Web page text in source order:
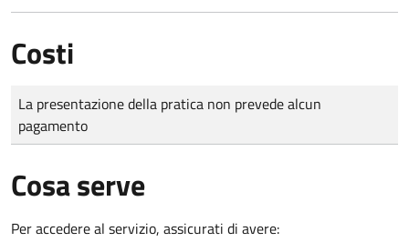
Costi
Tipo di pagamento
Importo
La presentazione della pratica non prevede alcun
pagamento
Cosa serve
Per accedere al servizio, assicurati di avere: